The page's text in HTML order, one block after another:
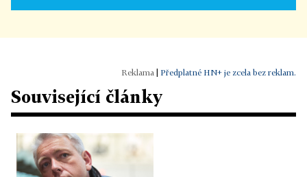
Předplatné HN+ je zcela bez reklam.
Související články